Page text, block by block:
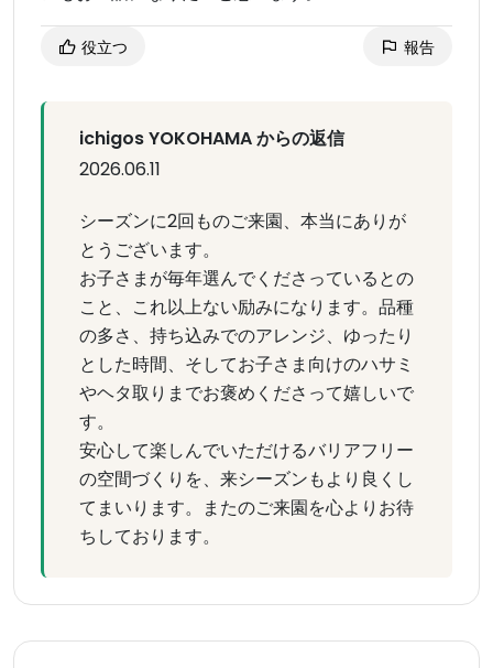
役立つ 報告
ichigos YOKOHAMA からの返信
2026.06.11
シーズンに2回ものご来園、本当にありが
とうございます。
お子さまが毎年選んでくださっているとの
こと、これ以上ない励みになります。品種
の多さ、持ち込みでのアレンジ、ゆったり
とした時間、そしてお子さま向けのハサミ
やヘタ取りまでお褒めくださって嬉しいで
す。
安心して楽しんでいただけるバリアフリー
の空間づくりを、来シーズンもより良くし
てまいります。またのご来園を心よりお待
ちしております。